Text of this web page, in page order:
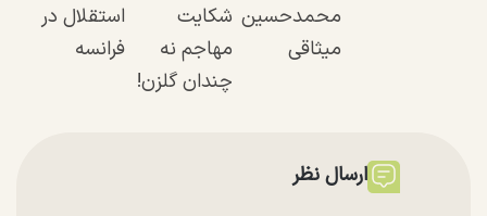
محمدحسین
میثاقی
شکایت
مهاجم نه
چندان گلزن!
استقلال در
فرانسه
ارسال نظر